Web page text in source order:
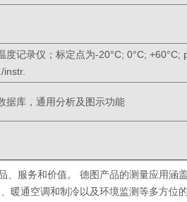
度记录仪；标定点为-20°C; 0°C; +60°C;
instr.
据库，通用分析及图示功能
服务和价值。 德图产品的测量应用涵
暖通空调和制冷以及环境监测等多方位